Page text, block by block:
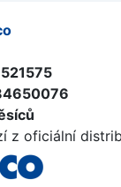
521575
z oficiální